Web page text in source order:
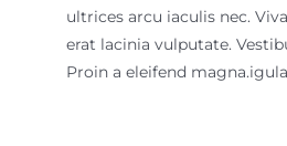
ultrices arcu iaculis nec.
erat lacinia vulputate.
Proin a eleifend magna.